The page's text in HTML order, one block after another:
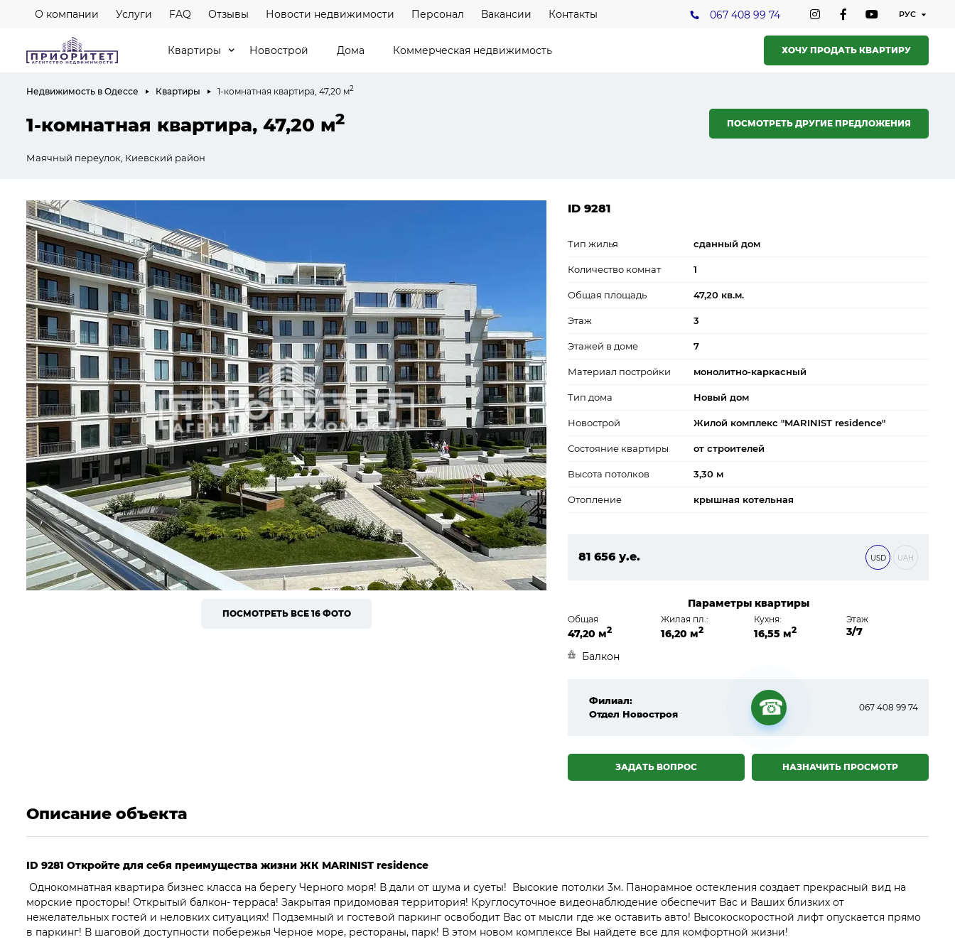
О компании Услуги FAQ Отзывы Новости недвижимости Персонал Вакансии Контакты 067 408 99 74
Квартиры Новострой Дома Коммерческая недвижимость ХОЧУ ПРОДАТЬ КВАРТИРУ
Недвижимость в Одессе Квартиры 1-комнатная квартира, 47,20 м2
1-комнатная квартира, 47,20 м2
Маячный переулок, Киевский район
ПОСМОТРЕТЬ ДРУГИЕ ПРЕДЛОЖЕНИЯ
ПОСМОТРЕТЬ ВСЕ 16 ФОТО
ID 9281
Тип жилья сданный дом
Количество комнат 1
Общая площадь 47,20 кв.м.
Этаж 3
Этажей в доме 7
Материал постройки монолитно-каркасный
Тип дома Новый дом
Новострой Жилой комплекс "MARINIST residence"
Состояние квартиры от строителей
Высота потолков 3,30 м
Отопление крышная котельная
81 656 у.е.
USD UAH
Параметры квартиры
Общая
47,20 м2
Жилая пл.:
16,20 м2
Кухня:
16,55 м2
Этаж
3/7
Балкон
Филиал:
Отдел Новостроя
☎
067 408 99 74
НАЗНАЧИТЬ ПРОСМОТР
ЗАДАТЬ ВОПРОС
Описание объекта
ID 9281 Откройте для себя преимущества жизни ЖК MARINIST residence
Однокомнатная квартира бизнес класса на берегу Черного моря! В дали от шума и суеты! Высокие потолки 3м. Панорамное остекления создает прекрасный вид на
морские просторы! Открытый балкон- терраса! Закрытая придомовая территория! Круглосуточное видеонаблюдение обеспечит Вас и Ваших близких от
нежелательных гостей и неловких ситуациях! Подземный и гостевой паркинг освободит Вас от мысли где же оставить авто! Высокоскоростной лифт опускается прямо
в паркинг! В шаговой доступности побережья Черное море, рестораны, парк! В этом новом комплексе Вы найдете все для комфортной жизни!